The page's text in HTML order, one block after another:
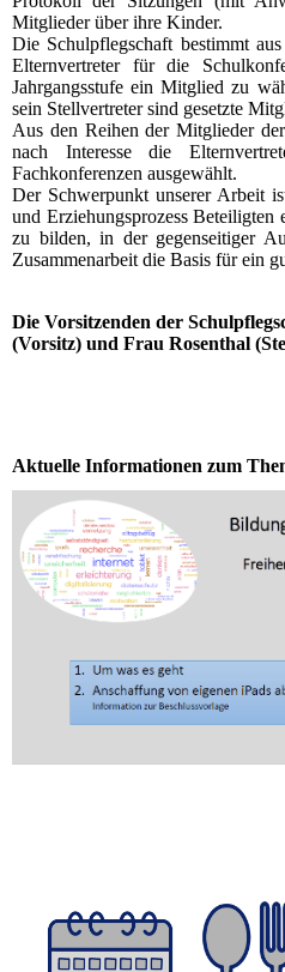
Mitglieder über ihre Kinder.
Die Schulpflegschaft bestimmt
Elternvertreter für die
Jahrgangsstufe ein Mitglied zu
sein Stellvertreter sind gesetzte
Aus den Reihen der Mitglieder
nach Interesse die
Fachkonferenzen ausgewählt.
Der Schwerpunkt unserer Arbeit
und Erziehungsprozess Beteiligten
zu bilden, in der gegenseitiger
Zusammenarbeit die Basis für ein
Die Vorsitzenden der
(Vorsitz) und Frau Rosenthal
Aktuelle Informationen zum